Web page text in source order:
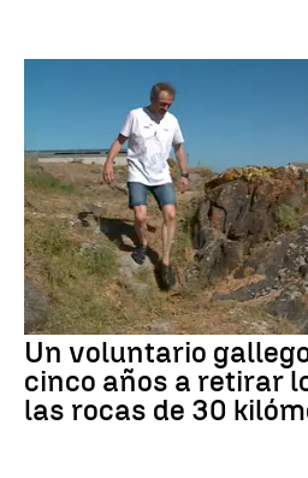
Un voluntario
cinco años a retirar
las rocas de 30